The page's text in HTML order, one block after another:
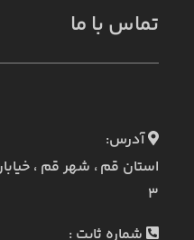
تماس با ما
آدرس:
۳
شماره ثابت :